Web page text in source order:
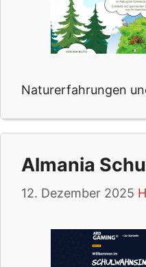
Naturerfahrungen
Almania
12. Dezember 2025